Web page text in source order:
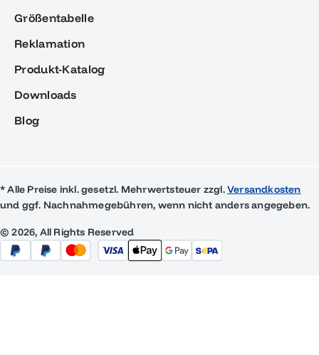
Größentabelle
Reklamation
Produkt-Katalog
Downloads
Blog
* Alle Preise inkl. gesetzl. Mehrwertsteuer zzgl.Versandkosten
und ggf. Nachnahmegebühren, wenn nicht anders angegeben.
© 2026, All Rights Reserved